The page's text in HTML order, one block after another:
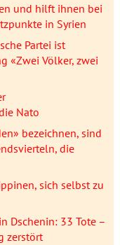
und hilft ihnen bei
in Syrien
Partei ist
«Zwei Völker, zwei
Nato
bezeichnen, sind
die
sich selbst zu
Dschenin: 33 Tote –
zerstört